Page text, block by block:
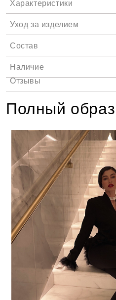
Полный образ